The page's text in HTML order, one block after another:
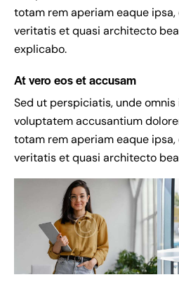
totam rem aperiam eaque
veritatis et quasi architecto
explicabo.
At vero eos et accusam
Sed ut perspiciatis, unde
voluptatem accusantium
totam rem aperiam eaque
veritatis et quasi architecto